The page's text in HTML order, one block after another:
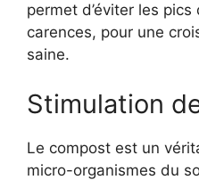
permet d’éviter les
carences, pour une
saine.
Stimulation
Le compost est un
micro-organismes du